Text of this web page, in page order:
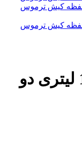
کلمن آب پلاستیکی 12 لیتری دو